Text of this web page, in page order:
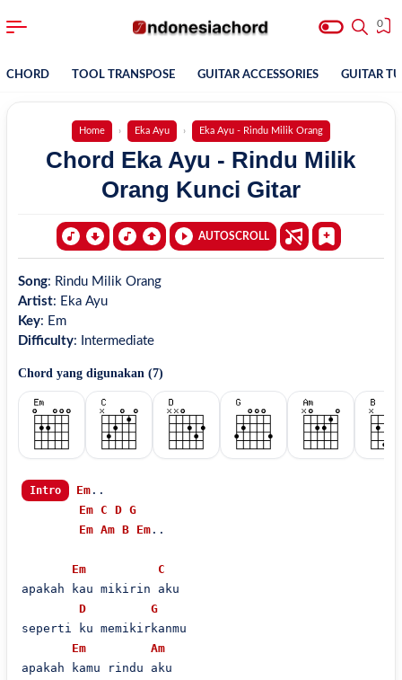
0
CHORD TOOL TRANSPOSE GUITAR ACCESSORIES GUITAR
Home Eka Ayu Eka Ayu - Rindu Milik Orang
Chord Eka Ayu - Rindu Milik
Orang Kunci Gitar
AUTOSCROLL
Song: Rindu Milik Orang
Artist: Eka Ayu
Key: Em
Difficulty: Intermediate
Chord yang digunakan (7)
Intro Em..
Em
C D G
Em Am B Em..
Em
C
apakah kau mikirin aku
D
G
seperti ku memikirkanmu
Em
Am
apakah kamu rindu aku